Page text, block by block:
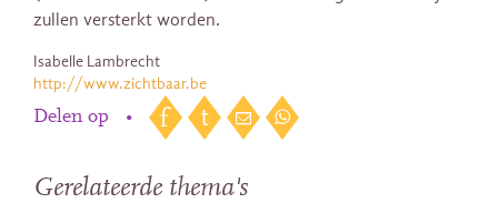
zullen versterkt worden.
Isabelle Lambrecht
http://www.zichtbaar.be
Delen op •
Gerelateerde thema's